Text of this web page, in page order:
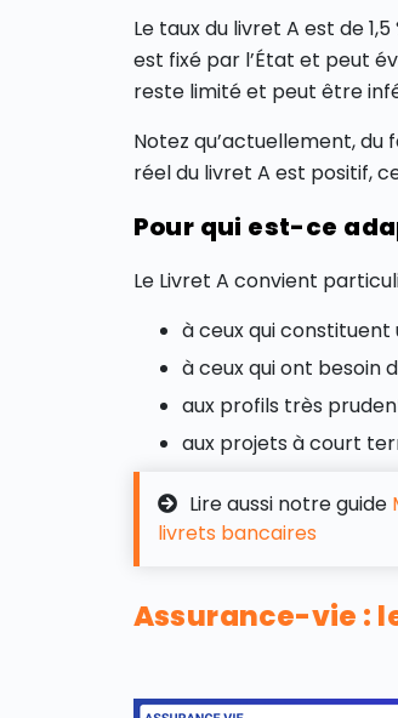
Le taux du livret A est de 1,5
est fixé par l’État et peut
reste limité et peut être
Notez qu’actuellement, du
réel du livret A est positif,
Pour qui est-ce
Le Livret A convient
à ceux qui
à ceux qui ont besoin
aux profils très
aux projets à court
Lire aussi notre guide
livrets bancaires
Assurance-vie :